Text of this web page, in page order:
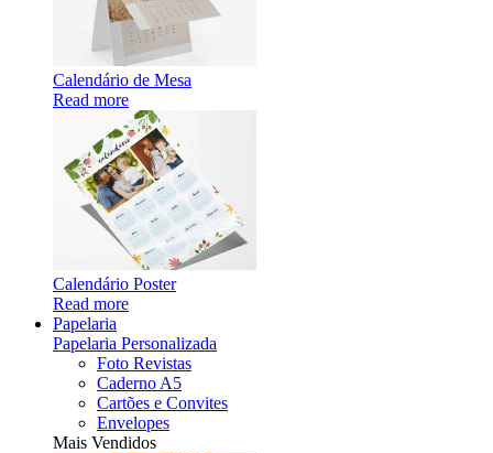
Calendário de Mesa
Read more
Calendário Poster
Read more
Papelaria
Papelaria Personalizada
Foto Revistas
Caderno A5
Cartões e Convites
Envelopes
Mais Vendidos